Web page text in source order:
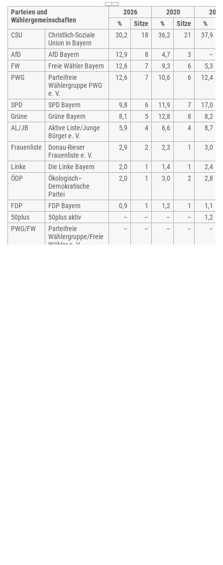
Parteien und
Wählergemeinschaften
2026 2020
2014
%
Sitze % Sitze %
CSU
Christlich-Soziale
Union in Bayern
30,2 18 36,2 21 37,9
AfD AfD Bayern 12,9 8 4,7 3
–
FW
Freie Wähler Bayern 12,6 7 9,3 6
5,3
PWG
Parteifreie
Wählergruppe PWG
e. V.
12,6 7 10,6 6 12,4
SPD SPD Bayern 9,8 6 11,9 7
17,0
Grüne
Grüne Bayern 8,1 5 12,8 8
8,2
AL/JB
Aktive Liste/Junge
Bürger e. V.
5,9 4 6,6 4 8,7
Frauenliste
Donau-Rieser
Frauenliste e. V.
2,9 2 2,3 1 3,0
Linke Die Linke Bayern 2,0 1 1,4 1
2,4
ÖDP
Ökologisch–
Demokratische
Partei
2,0 1 3,0 2 2,8
FDP FDP Bayern 0,9 1 1,2 1
1,1
50plus
50plus aktiv – – – –
1,2
PWG/FW
Parteifreie
Wählergruppe/Freie
Wähler e. V.
– – – – –